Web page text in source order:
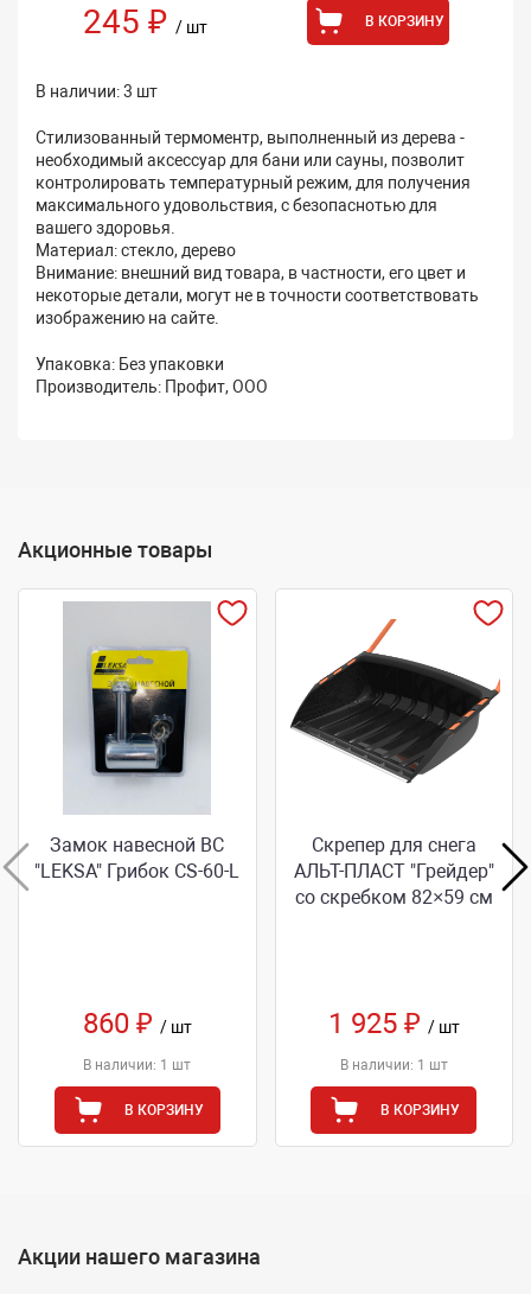
245 ₽ / шт В КОРЗИНУ
В наличии: 3 шт
Стилизованный термоментр, выполненный из дерева -
необходимый аксессуар для бани или сауны, позволит
контролировать температурный режим, для получения
максимального удовольствия, с безопаснотью для
вашего здоровья.
Материал: стекло, дерево
Внимание: внешний вид товара, в частности, его цвет и
некоторые детали, могут не в точности соответствовать
изображению на сайте.
Упаковка: Без упаковки
Производитель: Профит, ООО
Акционные товары
Замок навесной ВС
"LEKSA" Грибок CS-60-L
860 ₽ / шт
В наличии: 1 шт
В КОРЗИНУ
Скрепер для снега
АЛЬТ-ПЛАСТ "Грейдер"
со скребком 82×59 см
1 925 ₽ / шт
В наличии: 1 шт
В КОРЗИНУ
Акции нашего магазина